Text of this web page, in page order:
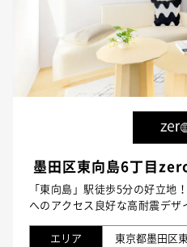
墨田区東向島6丁目
「東向島」駅徒歩5分の好立地
へのアクセス良好な高耐震デザ
エリア
東京都墨田区